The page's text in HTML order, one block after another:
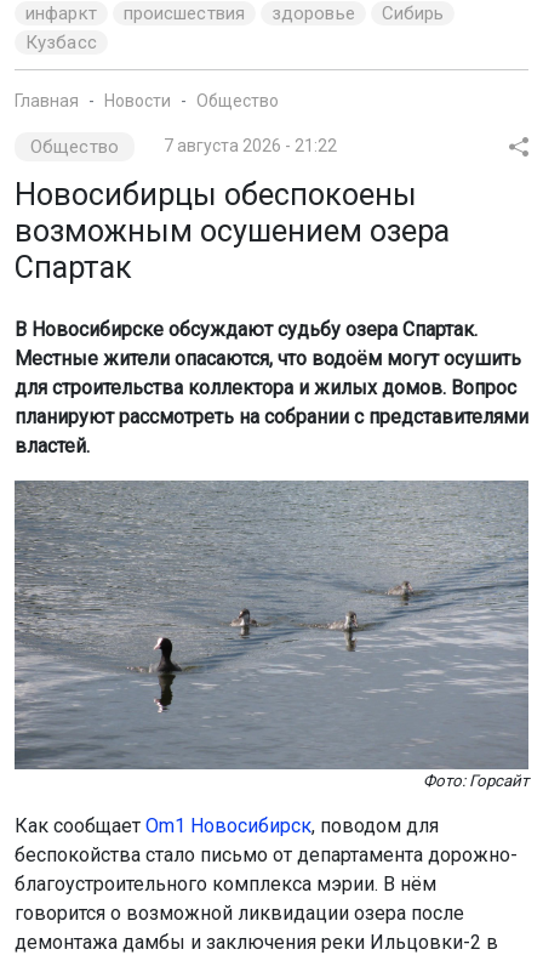
инфаркт происшествия здоровье
Сибирь
Кузбасс
Главная Новости Общество
Общество 7 августа 2026 - 21:22
Новосибирцы обеспокоены
возможным осушением озера
Спартак
В Новосибирске обсуждают судьбу озера Спартак.
Местные жители опасаются, что водоём могут осушить
для строительства коллектора и жилых домов. Вопрос
планируют рассмотреть на собрании с представителями
властей.
Фото: Горсайт
Как сообщает Om1 Новосибирск, поводом для
беспокойства стало письмо от департамента дорожно-
благоустроительного комплекса мэрии. В нём
говорится о возможной ликвидации озера после
демонтажа дамбы и заключения реки Ильцовки-2 в